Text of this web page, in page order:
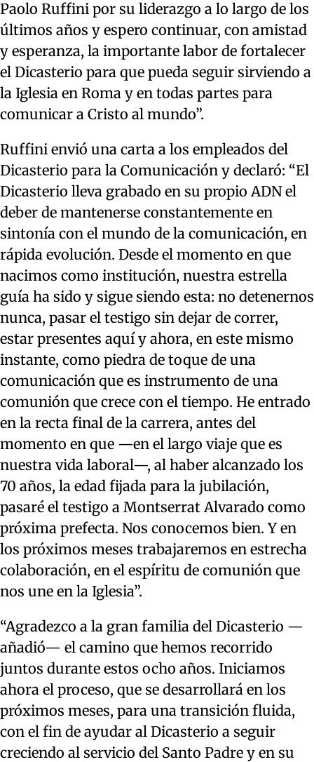
Paolo Ruffini por su liderazgo a lo largo de los
últimos años y espero continuar, con amistad
y esperanza, la importante labor de fortalecer
el Dicasterio para que pueda seguir sirviendo a
la Iglesia en Roma y en todas partes para
comunicar a Cristo al mundo”.
Ruffini envió una carta a los empleados del
Dicasterio para la Comunicación y declaró: “El
Dicasterio lleva grabado en su propio ADN el
deber de mantenerse constantemente en
sintonía con el mundo de la comunicación, en
rápida evolución. Desde el momento en que
nacimos como institución, nuestra estrella
guía ha sido y sigue siendo esta: no detenernos
nunca, pasar el testigo sin dejar de correr,
estar presentes aquí y ahora, en este mismo
instante, como piedra de toque de una
comunicación que es instrumento de una
comunión que crece con el tiempo. He entrado
en la recta final de la carrera, antes del
momento en que —en el largo viaje que es
nuestra vida laboral—, al haber alcanzado los
70 años, la edad fijada para la jubilación,
pasaré el testigo a Montserrat Alvarado como
próxima prefecta. Nos conocemos bien. Y en
los próximos meses trabajaremos en estrecha
colaboración, en el espíritu de comunión que
nos une en la Iglesia”.
“Agradezco a la gran familia del Dicasterio —
añadió— el camino que hemos recorrido
juntos durante estos ocho años. Iniciamos
ahora el proceso, que se desarrollará en los
próximos meses, para una transición fluida,
con el fin de ayudar al Dicasterio a seguir
creciendo al servicio del Santo Padre y en su